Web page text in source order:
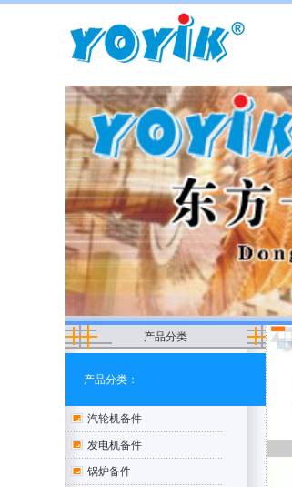
产品分类
产品分类：
汽轮机备件
发电机备件
锅炉备件